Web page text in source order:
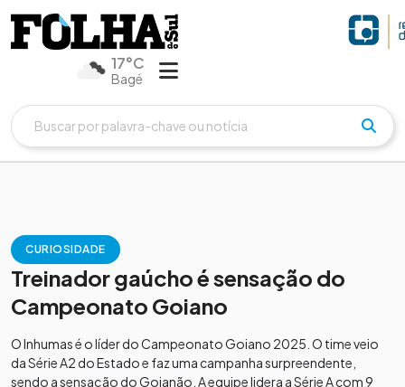
17°C
Bagé
CURIOSIDADE
Treinador gaúcho é sensação do
Campeonato Goiano
O Inhumas é o líder do Campeonato Goiano 2025. O time veio
da Série A2 do Estado e faz uma campanha surpreendente,
sendo a sensação do Goianão. A equipe lidera a Série A com 9